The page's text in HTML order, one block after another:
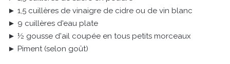
► 1,5 cuillères de vinaigre de cidre ou de vin blanc
► 9 cuillères d'eau plate
► ½ gousse d'ail coupée en tous petits morceaux
► Piment (selon goût)